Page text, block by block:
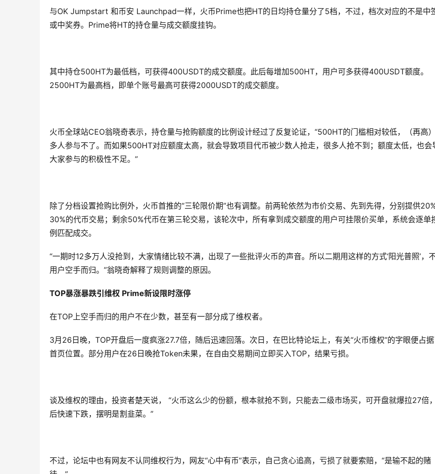
与OK Jumpstart 和币安 Launchpad一样，火币Prime也把HT的日均持仓量分了5档，不过，档次对应的不是中
或中奖券。Prime将HT的持仓量与成交额度挂钩。
其中持仓500HT为最低档，可获得400USDT的成交额度。此后每增加500HT，用户可多获得400USDT额度。
2500HT为最高档，即单个账号最高可获得2000USDT的成交额度。
火币全球站CEO翁晓奇表示，持仓量与抢购额度的比例设计经过了反复论证，“500HT的门槛相对较低，（再高
多人参与不了。而如果500HT对应额度太高，就会导致项目代币被少数人抢走，很多人抢不到；额度太低，也会
大家参与的积极性不足。”
除了分档设置抢购比例外，火币首推的“三轮限价期”也有调整。前两轮依然为市价交易、先到先得，分别提供20%
30%的代币交易；剩余50%代币在第三轮交易，该轮次中，所有拿到成交额度的用户可挂限价买单，系统会逐单
例匹配成交。
“一期时12多万人没抢到，大家情绪比较不满，出现了一些批评火币的声音。所以二期用这样的方式‘阳光普照’，
用户空手而归。”翁晓奇解释了规则调整的原因。
TOP暴涨暴跌引维权 Prime新设限时涨停
在TOP上空手而归的用户不在少数，甚至有一部分成了维权者。
3月26日晚，TOP开盘后一度疯涨27.7倍，随后迅速回落。次日，在巴比特论坛上，有关“火币维权”的字眼便占据
首页位置。部分用户在26日晚抢Token未果，在自由交易期间立即买入TOP，结果亏损。
谈及维权的理由，投资者楚天说， “火币这么少的份额，根本就抢不到，只能去二级市场买，可开盘就爆拉27倍
后快速下跌，摆明是割韭菜。”
不过，论坛中也有网友不认同维权行为，网友“心中有币”表示，自己贪心追高，亏损了就要索赔，“是输不起的赌